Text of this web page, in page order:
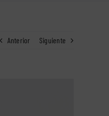
Anterior Siguiente